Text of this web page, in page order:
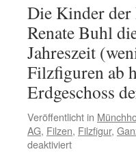
Die Kinder
Renate Buhl
Jahreszeit
Filzfiguren ab
Erdgeschoss
Veröffentlicht in
AG, Filzen, Filzfigur,
deaktiviertfür